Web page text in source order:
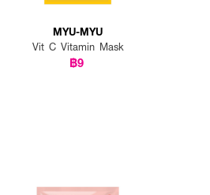
MYU-MYU
Vit C Vitamin Mask
฿9